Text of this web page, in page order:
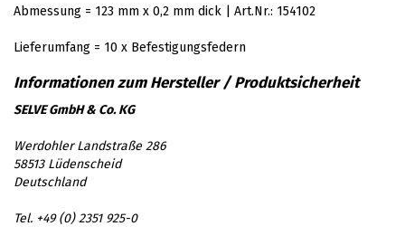
Abmessung = 123 mm x 0,2 mm dick | Art.Nr.: 154102
Lieferumfang = 10 x Befestigungsfedern
SELVE GmbH & Co. KG
Werdohler Landstraße 286
58513 Lüdenscheid
Deutschland
Tel. +49 (0) 2351 925-0